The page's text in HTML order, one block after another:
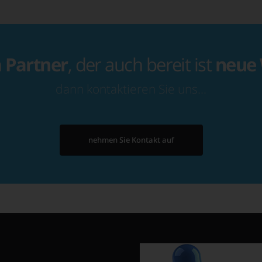
Partner, der auch bereit ist neue
dann kontaktieren Sie uns…
nehmen Sie Kontakt auf